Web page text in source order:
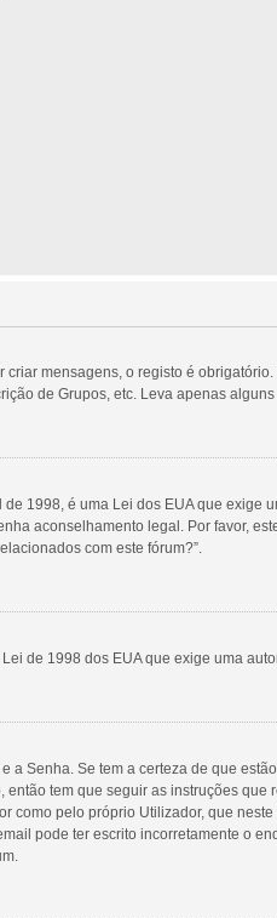
mensagens, o registo é
de Grupos, etc. Leva apenas
1998, é uma Lei dos EUA que
aconselhamento legal. Por favor,
com este fórum?”.
de 1998 dos EUA que exige uma
Senha. Se tem a certeza de que
tem que seguir as instruções
como pelo próprio Utilizador, que
pode ter escrito incorretamente o